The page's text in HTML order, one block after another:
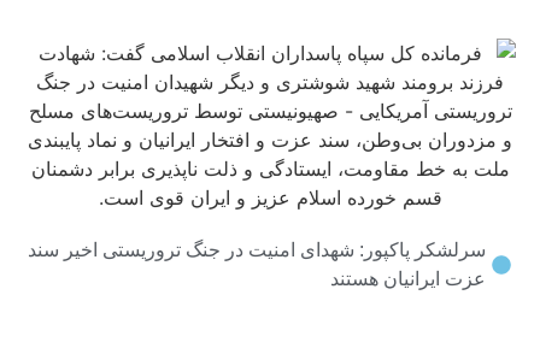
پاکپور: شهدای امنیت در جنگ تروریستی اخیر سند
ایرانیان هستند